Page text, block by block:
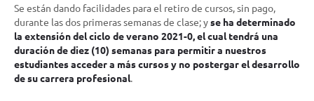
Se están dando facilidades para el retiro de cursos, sin pago,
durante las dos primeras semanas de clase; yse ha determinado
la extensión del ciclo de verano 2021-0, el cual tendrá una
duración de diez (10) semanas para permitir a nuestros
estudiantes acceder a más cursos y no postergar el desarrollo
de su carrera profesional.